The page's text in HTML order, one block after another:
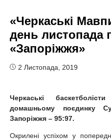
«Черкаські
день листопада
«Запоріжжя»
2 Листопада, 2019
Черкаські
домашньому поєдинку
Запоріжжя – 95:97.
Окрилені успіхом у